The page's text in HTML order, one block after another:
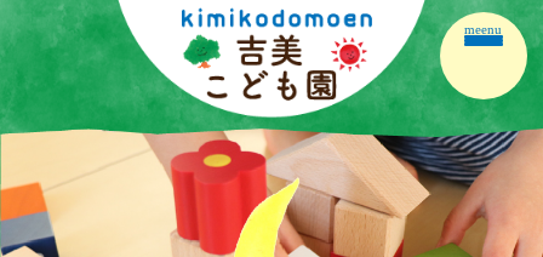
ホーム 園の紹介
園の生活 保育の内容
meenu